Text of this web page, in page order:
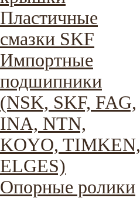
Пластичные
смазки SKF
Импортные
подшипники
(NSK, SKF, FAG,
INA, NTN,
KOYO, TIMKEN,
ELGES)
Опорные ролики